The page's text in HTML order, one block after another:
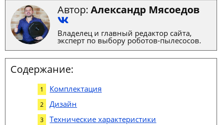
Автор: Александр Мясоедов
Владелец и главный редактор сайта,
эксперт по выбору роботов-пылесосов.
Содержание:
Комплектация
Дизайн
Технические характеристики